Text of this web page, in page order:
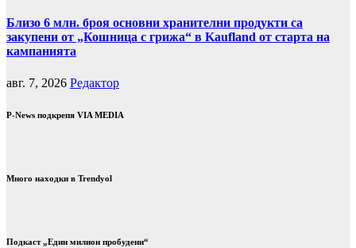
Близо 6 млн. броя основни хранителни продукти са
закупени от „Кошница с грижа“ в Kaufland от старта на
кампанията
авг. 7, 2026 Редактор
P-News подкрепя VIA MEDIA
Много находки в Trendyol
Подкаст „Един милион пробудени“